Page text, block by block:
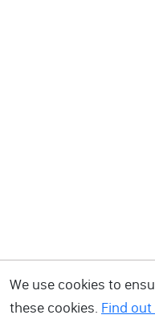
We use cookies to
these cookies. Find